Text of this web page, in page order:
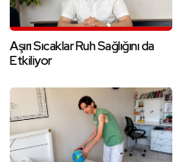
Aşırı Sıcaklar Ruh Sağlığını da
Etkiliyor